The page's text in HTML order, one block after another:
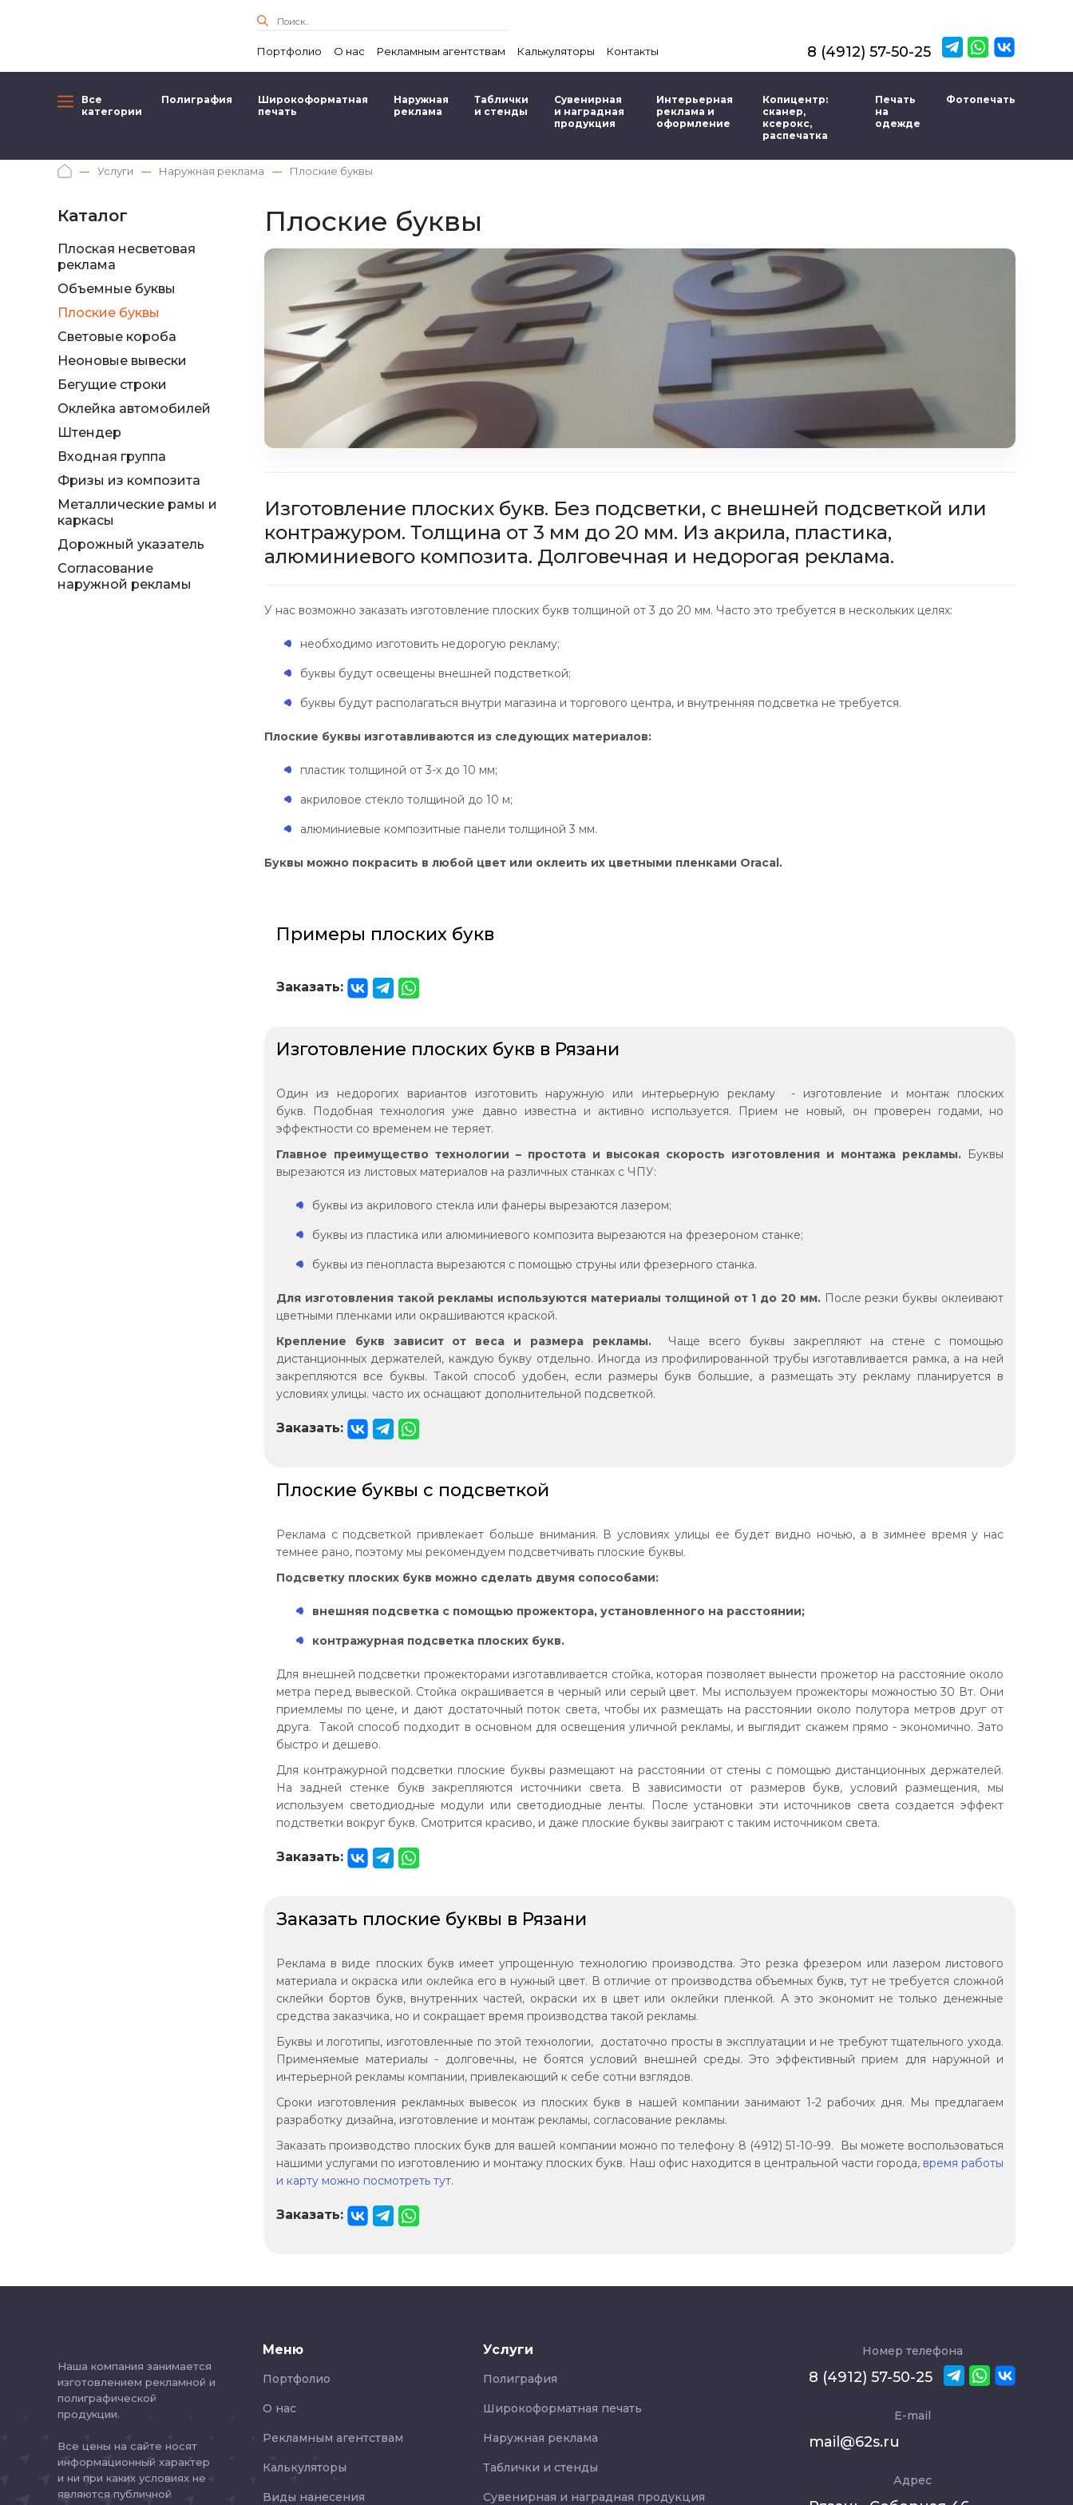
Портфолио О нас Рекламным агентствам Калькуляторы Контакты 8 (4912) 57-50-25
Полиграфия
Широкоформатная
печать
Наружная
реклама
Таблички
и стенды
Сувенирная
и наградная
продукция
Интерьерная
реклама и
оформление
Копицентр:
сканер,
ксерокс,
распечатка
Печать
на
одежде
Фотопечать
Все
категории
Услуги Наружная реклама Плоские буквы
Каталог
Плоская несветовая
реклама
Объемные буквы
Плоские буквы
Световые короба
Неоновые вывески
Бегущие строки
Оклейка автомобилей
Штендер
Входная группа
Фризы из композита
Металлические рамы и
каркасы
Дорожный указатель
Согласование
наружной рекламы
Плоские буквы
Изготовление плоских букв. Без подсветки, с внешней подсветкой или
контражуром. Толщина от 3 мм до 20 мм. Из акрила, пластика,
алюминиевого композита. Долговечная и недорогая реклама.
У нас возможно заказать изготовление плоских букв толщиной от 3 до 20 мм. Часто это требуется в нескольких целях:
необходимо изготовить недорогую рекламу;
буквы будут освещены внешней подстветкой;
буквы будут располагаться внутри магазина и торгового центра, и внутренняя подсветка не требуется.
Плоские буквы изготавливаются из следующих материалов:
пластик толщиной от 3-х до 10 мм;
акриловое стекло толщиной до 10 м;
алюминиевые композитные панели толщиной 3 мм.
Буквы можно покрасить в любой цвет или оклеить их цветными пленками Oracal.
Примеры плоских букв
Заказать:
Изготовление плоских букв в Рязани
Один из недорогих вариантов изготовить наружную или интерьерную рекламу - изготовление и монтаж плоских
букв. Подобная технология уже давно известна и активно используется. Прием не новый, он проверен годами, но
эффектности со временем не теряет.
Главное преимущество технологии – простота и высокая скорость изготовления и монтажа рекламы. Буквы
вырезаются из листовых материалов на различных станках с ЧПУ:
буквы из акрилового стекла или фанеры вырезаются лазером;
буквы из пластика или алюминиевого композита вырезаются на фрезероном станке;
буквы из пенопласта вырезаются с помощью струны или фрезерного станка.
Для изготовления такой рекламы используются материалы толщиной от 1 до 20 мм.После резки буквы оклеивают
цветными пленками или окрашиваются краской.
Крепление букв зависит от веса и размера рекламы.
Чаще всего буквы закрепляют на стене с помощью
дистанционных держателей, каждую букву отдельно. Иногда из профилированной трубы изготавливается рамка, а на ней
закрепляются все буквы. Такой способ удобен, если размеры букв большие, а размещать эту рекламу планируется в
условиях улицы. часто их оснащают дополнительной подсветкой.
Заказать:
Плоские буквы с подсветкой
Реклама с подсветкой привлекает больше внимания. В условиях улицы ее будет видно ночью, а в зимнее время у нас
темнее рано, поэтому мы рекомендуем подсветчивать плоские буквы.
Подсветку плоских букв можно сделать двумя сопособами:
внешняя подсветка с помощью прожектора, установленного на расстоянии;
контражурная подсветка плоских букв.
Для внешней подсветки прожекторами изготавливается стойка, которая позволяет вынести прожетор на расстояние около
метра перед вывеской. Стойка окрашивается в черный или серый цвет. Мы используем прожекторы можностью 30 Вт. Они
приемлемы по цене, и дают достаточный поток света, чтобы их размещать на расстоянии около полутора метров друг от
друга. Такой способ подходит в основном для освещения уличной рекламы, и выглядит скажем прямо - экономично. Зато
быстро и дешево.
Для контражурной подсветки плоские буквы размещают на расстоянии от стены с помощью дистанционных держателей.
На задней стенке букв закрепляются источники света. В зависимости от размеров букв, условий размещения, мы
используем светодиодные модули или светодиодные ленты. После установки эти источников света создается эффект
подстветки вокруг букв. Смотрится красиво, и даже плоские буквы заиграют с таким источником света.
Заказать:
Заказать плоские буквы в Рязани
Реклама в виде плоских букв имеет упрощенную технологию производства. Это резка фрезером или лазером листового
материала и окраска или оклейка его в нужный цвет. В отличие от производства объемных букв, тут не требуется сложной
склейки бортов букв, внутренних частей, окраски их в цвет или оклейки пленкой. А это экономит не только денежные
средства заказчика, но и сокращает время производства такой рекламы.
Буквы и логотипы, изготовленные по этой технологии, достаточно просты в эксплуатации и не требуют тщательного ухода.
Применяемые материалы - долговечны, не боятся условий внешней среды. Это эффективный прием для наружной и
интерьерной рекламы компании, привлекающий к себе сотни взглядов.
Сроки изготовления рекламных вывесок из плоских букв в нашей компании занимают 1-2 рабочих дня. Мы предлагаем
разработку дизайна, изготовление и монтаж рекламы, согласование рекламы.
Заказать производство плоских букв для вашей компании можно по телефону 8 (4912) 51-10-99. Вы можете воспользоваться
нашими услугами по изготовлению и монтажу плоских букв. Наш офис находится в центральной части города, время работы
и карту можно посмотреть тут.
Заказать:
Наша компания занимается
изготовлением рекламной и
полиграфической
продукции.
Все цены на сайте носят
информационный характер
и ни при каких условиях не
являются публичной
Номер телефона
8 (4912) 57-50-25
E-mail
mail@62s.ru
Адрес
Услуги
Полиграфия
Широкоформатная печать
Наружная реклама
Таблички и стенды
Сувенирная и наградная продукция
Меню
Портфолио
О нас
Рекламным агентствам
Калькуляторы
Виды нанесения